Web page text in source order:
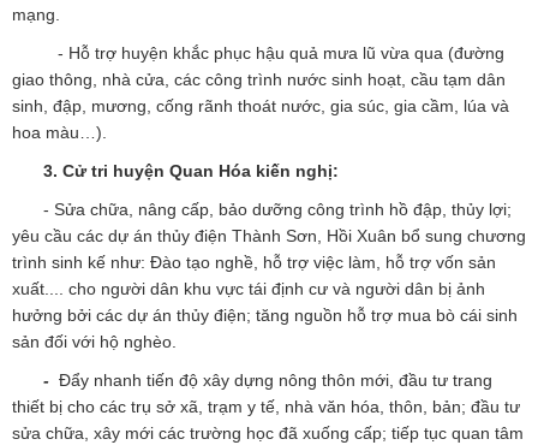
mạng.
- Hỗ trợ huyện khắc phục hậu quả mưa lũ vừa qua (đường
giao thông, nhà cửa, các công trình nước sinh hoạt, cầu tạm dân
sinh, đập, mương, cống rãnh thoát nước, gia súc, gia cầm, lúa và
hoa màu…).
3. Cử tri huyện Quan Hóa kiến nghị:
- Sửa chữa, nâng cấp, bảo dưỡng công trình hồ đập, thủy lợi;
yêu cầu các dự án thủy điện Thành Sơn, Hồi Xuân bổ sung chương
trình sinh kế như: Đào tạo nghề, hỗ trợ việc làm, hỗ trợ vốn sản
xuất.... cho người dân khu vực tái định cư và người dân bị ảnh
hưởng bởi các dự án thủy điện; tăng nguồn hỗ trợ mua bò cái sinh
sản đối với hộ nghèo.
- Đẩy nhanh tiến độ xây dựng nông thôn mới, đầu tư trang
thiết bị cho các trụ sở xã, trạm y tế, nhà văn hóa, thôn, bản; đầu tư
sửa chữa, xây mới các trường học đã xuống cấp; tiếp tục quan tâm